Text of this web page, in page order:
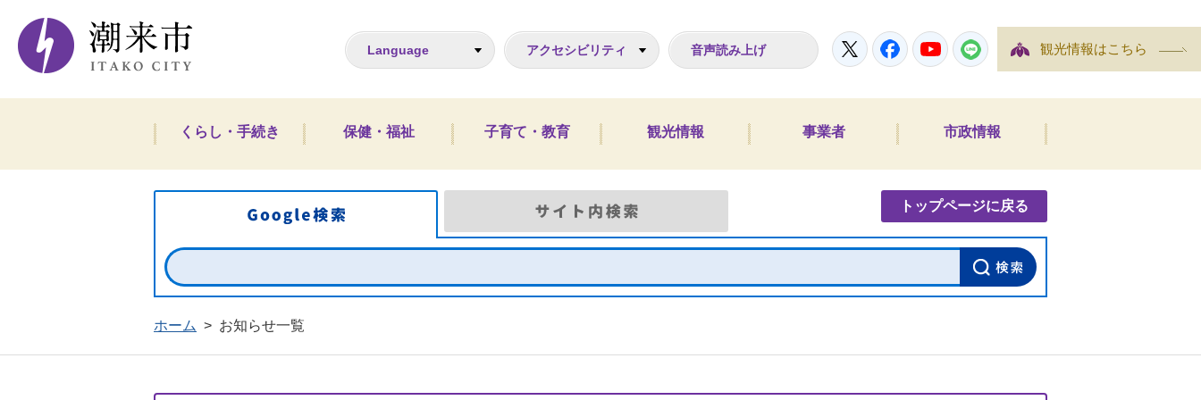
潮来市ホームページ
Language アクセシビリティ 音声読み上げ TwitterFacebookYouTubeLINE 観光情報はこちら
くらし・手続き 保健・福祉 子育て・教育 観光情報 事業者 市政情報
Google検索 トップページに戻る
ホーム > お知らせ一覧